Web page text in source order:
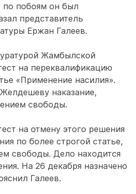
по побоям он был
представитель
Ержан Галеев.
Жамбылской
на переквалификацию
«Применение насилия».
наказание,
свободы.
на отмену этого решения
по более строгой статье,
свободы. Дело находится
На 26 декабря назначено
Галеев.